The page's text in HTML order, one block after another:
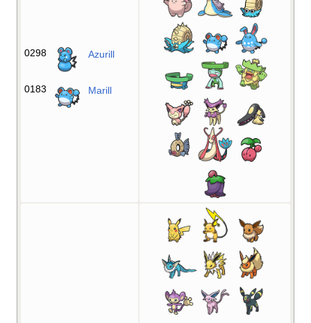
0298 Azurill
0183 Marill